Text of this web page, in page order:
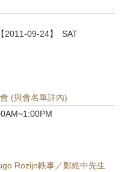
【2011-09-24】
SAT
(與會名單詳內)
Rozijn軼事／鄭維中先生